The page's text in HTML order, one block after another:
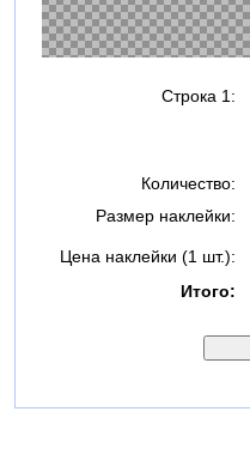
Строка 1:
Количество:
Размер наклейки:
Цена наклейки (1 шт.):
Итого: